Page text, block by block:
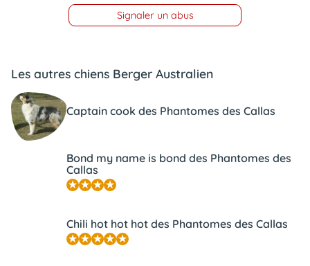
Signaler un abus
Les autres chiens Berger Australien
Captain cook des Phantomes des Callas
Bond my name is bond des Phantomes des
Callas
Chili hot hot hot des Phantomes des Callas